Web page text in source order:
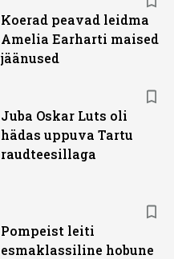
Koerad peavad leidma
Amelia Earharti maised
jäänused
Juba Oskar Luts oli
hädas uppuva Tartu
raudteesillaga
Pompeist leiti
esmaklassiline hobune